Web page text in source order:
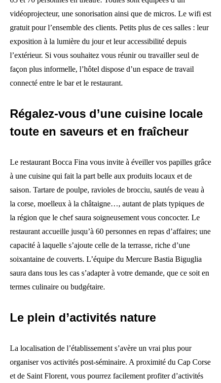
vidéoprojecteur, une sonorisation ainsi que de micros. Le wifi est
gratuit pour l’ensemble des clients. Petits plus de ces salles : leur
exposition à la lumière du jour et leur accessibilité depuis
l’extérieur. Si vous souhaitez vous réunir ou travailler seul de
façon plus informelle, l’hôtel dispose d’un espace de travail
connecté entre le bar et le restaurant.
Régalez-vous d’une cuisine locale
toute en saveurs et en fraîcheur
Le restaurant Bocca Fina vous invite à éveiller vos papilles grâce
à une cuisine qui fait la part belle aux produits locaux et de
saison. Tartare de poulpe, ravioles de brocciu, sautés de veau à
la corse, moelleux à la châtaigne…, autant de plats typiques de
la région que le chef saura soigneusement vous concocter. Le
restaurant accueille jusqu’à 60 personnes en repas d’affaires; une
capacité à laquelle s’ajoute celle de la terrasse, riche d’une
soixantaine de couverts. L’équipe du Mercure Bastia Biguglia
saura dans tous les cas s’adapter à votre demande, que ce soit en
termes culinaire ou budgétaire.
Le plein d’activités nature
La localisation de l’établissement s’avère un vrai plus pour
organiser vos activités post-séminaire. A proximité du Cap Corse
et de Saint Florent, vous pourrez facilement profiter d’activités